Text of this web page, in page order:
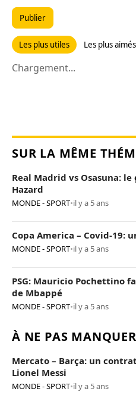
Publier
Les plus utiles Les plus aimés
Chargement...
SUR LA MÊME
Real Madrid vs Osasuna:
Hazard
MONDE - SPORT•il y a 5 ans
Copa America – Covid-19:
MONDE - SPORT•il y a 5 ans
PSG: Mauricio Pochettino
de Mbappé
MONDE - SPORT•il y a 5 ans
À NE PAS MANQUER
Mercato – Barça: un
Lionel Messi
MONDE - SPORT•il y a 5 ans